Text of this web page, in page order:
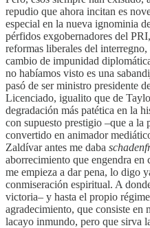
repudio que ahora incitan es
especial en la nueva ignominia
pérfidos exgobernadores del
reformas liberales del
cambio de impunidad
no habíamos visto es una
pasó de ser ministro presidente
Licenciado, igualito que de
degradación más patética en la
con supuesto prestigio –que a la
convertido en animador
Zaldívar antes me daba
aborrecimiento que engendra
me empieza a dar pena, lo digo
conmiseración espiritual. A
victoria– y hasta el propio
agradecimiento, que consiste en
lacayo inmundo, pero que sirva